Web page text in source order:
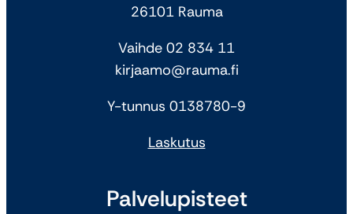
26101 Rauma
Vaihde 02 834 11
kirjaamo@rauma.fi
Y-tunnus 0138780-9
Laskutus
Palvelupisteet